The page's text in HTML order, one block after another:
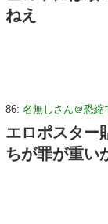
ねえ
86: 名無しさん＠恐縮
エロポスター
ちが罪が重い